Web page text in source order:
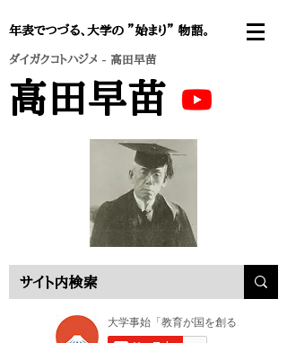
年表でつづる、大学の ”始まり” 物語。
ダイガクコトハジメ - 高田早苗
高田早苗